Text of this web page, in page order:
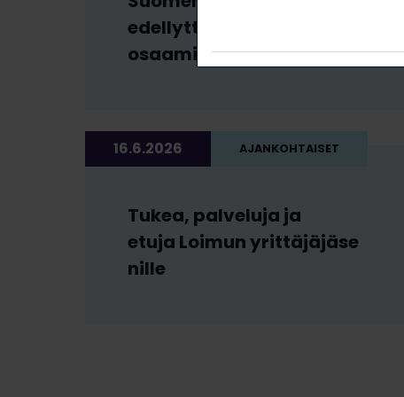
edellyttää korkeatasoista
osaamista
16.6.2026 AJANKOHTAISET
Tukea, palveluja ja
etuja Loimun yrittäjäjäse
nille